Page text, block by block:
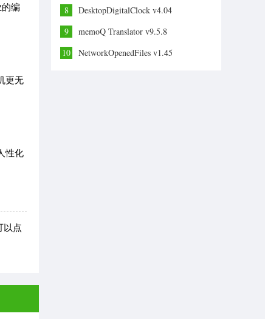
编
更无
性化
以点
8
DesktopDigitalClock v4.04
9
memoQ Translator v9.5.8
10
NetworkOpenedFiles v1.45